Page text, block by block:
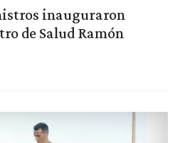
inauguraron
de Salud Ramón